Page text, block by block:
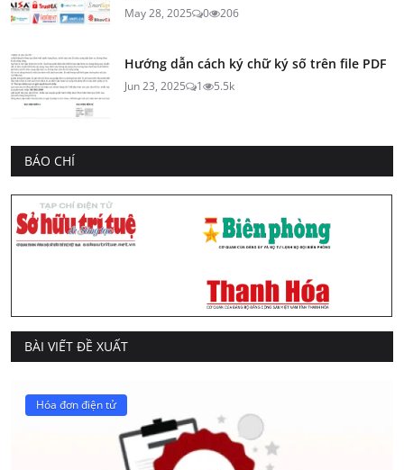
May 28, 2025 0 206
Hướng dẫn cách ký chữ ký số trên file PDF
Jun 23, 2025 1 5.5k
BÁO CHÍ
BÀI VIẾT ĐỀ XUẤT
Hóa đơn điện tử